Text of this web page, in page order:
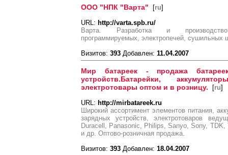
ООО "НПК "Варта" [ru]
URL: http://varta.spb.ru/
Варта. Разработка и производство
программируемых, электропечей, сушильных
Визитов: 393 Добавлен: 11.04.2007
Мир батареек - продажа
устройств.Батарейки,
электротовары оптом и в розницу. [ru]
URL: http://mirbatareek.ru
Широкий ассортимент элементов питания,
зарядных устройств, электротоваров
Duracell, Panasonic, Philips, Sanyo, Sony,
и др. Оптово-розничная продажа.
Визитов: 393 Добавлен: 18.04.2007